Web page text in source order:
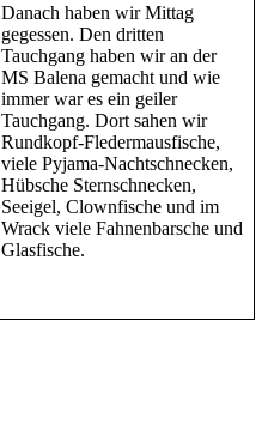
Danach haben wir Mittag
gegessen. Den dritten
Tauchgang haben wir an der
MS Balena gemacht und wie
immer war es ein geiler
Tauchgang. Dort sahen wir
Rundkopf-Fledermausfische,
viele Pyjama-Nachtschnecken,
Hübsche Sternschnecken,
Seeigel, Clownfische und im
Wrack viele Fahnenbarsche und
Glasfische.